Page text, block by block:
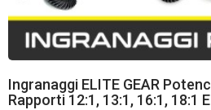
Ingranaggi ELITE GEAR
Rapporti 12:1, 13:1, 16:1, 18:1 E